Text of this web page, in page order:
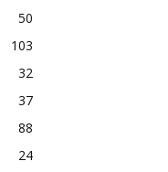
50
103
32
37
88
24